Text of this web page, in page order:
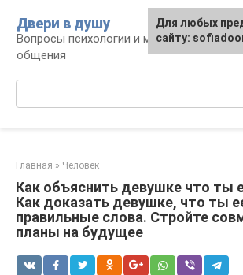
контенту
Двери в душу
Вопросы психологии и межличностного
общения
Главная » Человек
Как объяснить девушке что ты
Как доказать девушке, что ты
правильные слова. Стройте
планы на будущее
Для любых
сайту: